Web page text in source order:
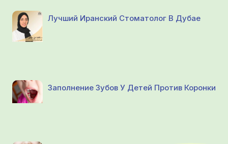
Лучший Иранский Стоматолог В Дубае
Заполнение Зубов У Детей Против Коронки